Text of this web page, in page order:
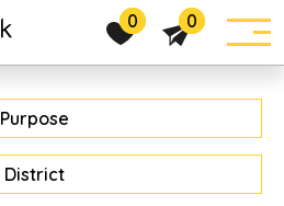
0 0
Purpose
District